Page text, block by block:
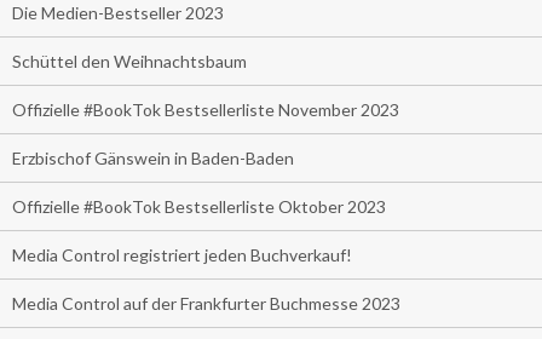
Die Medien-Bestseller 2023
Schüttel den Weihnachtsbaum
Offizielle #BookTok Bestsellerliste November 2023
Erzbischof Gänswein in Baden-Baden
Offizielle #BookTok Bestsellerliste Oktober 2023
Media Control registriert jeden Buchverkauf!
Media Control auf der Frankfurter Buchmesse 2023